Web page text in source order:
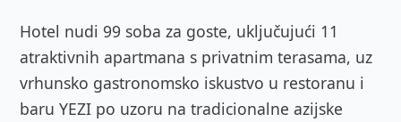
Hotel nudi 99 soba za goste, uključujući 11
atraktivnih apartmana s privatnim terasama, uz
vrhunsko gastronomsko iskustvo u restoranu i
baru YEZI po uzoru na tradicionalne azijske